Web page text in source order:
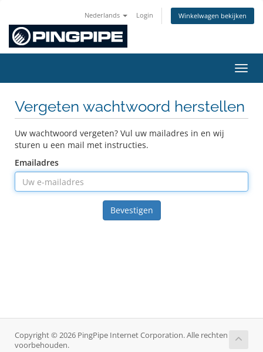
Nederlands Login Winkelwagen bekijken
Vergeten wachtwoord herstellen
Uw wachtwoord vergeten? Vul uw mailadres in en wij
sturen u een mail met instructies.
Emailadres
Bevestigen
Copyright © 2026 PingPipe Internet Corporation. Alle rechten
voorbehouden.